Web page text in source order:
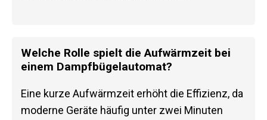
Welche Rolle spielt die Aufwärmzeit bei
einem Dampfbügelautomat?
Eine kurze Aufwärmzeit erhöht die Effizienz, da
moderne Geräte häufig unter zwei Minuten